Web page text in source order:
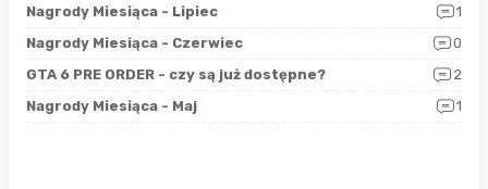
Nagrody Miesiąca - Lipiec
1
Nagrody Miesiąca - Czerwiec
0
GTA 6 PRE ORDER - czy są już dostępne?
2
Nagrody Miesiąca - Maj
1